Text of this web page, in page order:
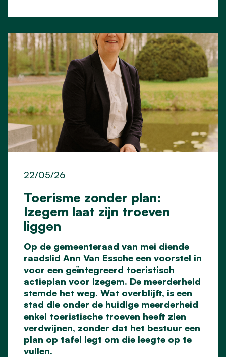
Toerisme zonder plan:
Izegem laat zijn troeven
liggen
22/05/26
Op de gemeenteraad van mei diende
raadslid Ann Van Essche een voorstel in
voor een geïntegreerd toeristisch
actieplan voor Izegem. De meerderheid
stemde het weg. Wat overblijft, is een
stad die onder de huidige meerderheid
enkel toeristische troeven heeft zien
verdwijnen, zonder dat het bestuur een
plan op tafel legt om die leegte op te
vullen.